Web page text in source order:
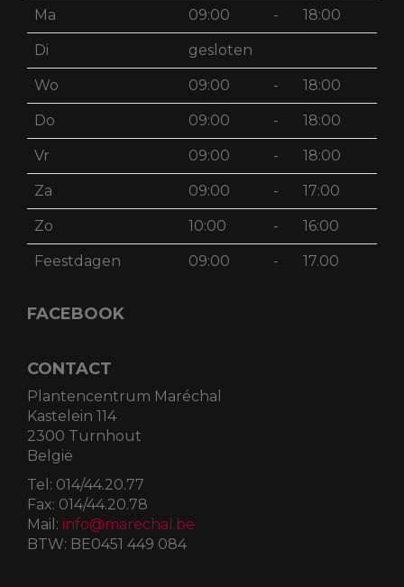
Ma 09:00 - 18:00
Di gesloten
Wo 09:00 - 18:00
Do 09:00 - 18:00
Vr 09:00 - 18:00
Za 09:00 - 17:00
Zo 10:00 - 16:00
Feestdagen 09:00 - 17.00
FACEBOOK
CONTACT
Plantencentrum Maréchal
Kastelein 114
2300 Turnhout
België
Tel: 014/44.20.77
Fax: 014/44.20.78
Mail: info@marechal.be
BTW: BE0451 449 084